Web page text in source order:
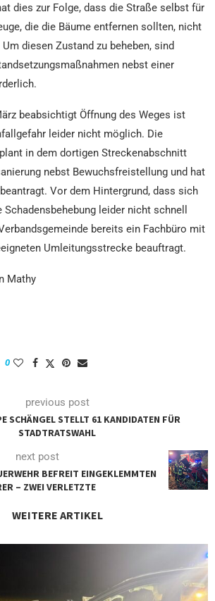
dies zur Folge, dass die Straße selbst für
die die Bäume entfernen sollten, nicht
diesen Zustand zu beheben, sind
nebst einer
beabsichtigt Öffnung des Weges ist
leider nicht möglich. Die
in dem dortigen Streckenabschnitt
nebst Bewuchsfreistellung und hat
Vor dem Hintergrund, dass sich
leider nicht schnell
bereits ein Fachbüro mit
Umleitungsstrecke beauftragt.
Mathy
0
previous post
SCHÄNGEL STELLT 61 KANDIDATEN FÜR
STADTRATSWAHL
next post
BEFREIT EINGEKLEMMTEN
– ZWEI VERLETZTE
WEITERE ARTIKEL